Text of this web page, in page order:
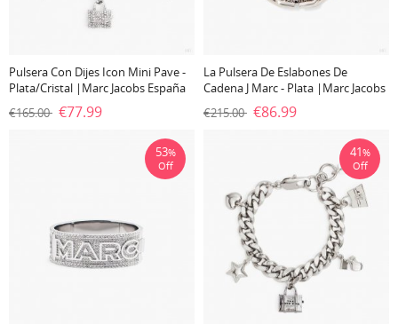
Pulsera Con Dijes Icon Mini Pave -
Plata/Cristal |Marc Jacobs España
€165.00 €77.99
La Pulsera De Eslabones De
Cadena J Marc - Plata |Marc Jacobs
€215.00 €86.99
53%
Off
41%
Off